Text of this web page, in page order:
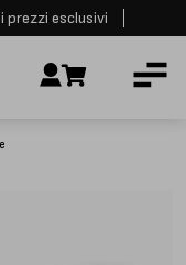
prezzi esclusivi
Agosto. I nuovi ordini